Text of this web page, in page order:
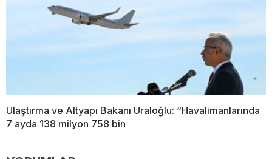
Ulaştırma ve Altyapı Bakanı Uraloğlu: “Havalimanlarında
7 ayda 138 milyon 758 bin